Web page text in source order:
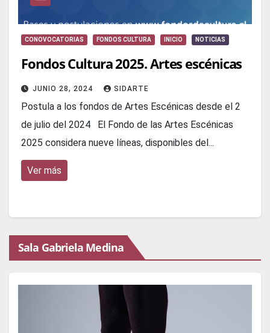
CONOVOCATORIAS FONDOS CULTURA INICIO NOTICIAS
Fondos Cultura 2025. Artes escénicas
JUNIO 28, 2024 SIDARTE
Postula a los fondos de Artes Escénicas desde el 2
de julio del 2024 El Fondo de las Artes Escénicas
2025 considera nueve líneas, disponibles del...
Ver más
Sala Gabriela Medina